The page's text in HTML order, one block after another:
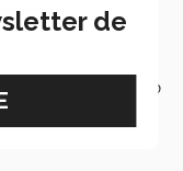
de manera
de las propias
comparas lo
perdiendo; en
aquello que te
de